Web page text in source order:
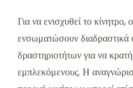
Για να ενισχυθεί το κίνητρο,
ενσωματώσουν διαδραστικά
δραστηριοτήτων για να
εμπλεκόμενους. Η